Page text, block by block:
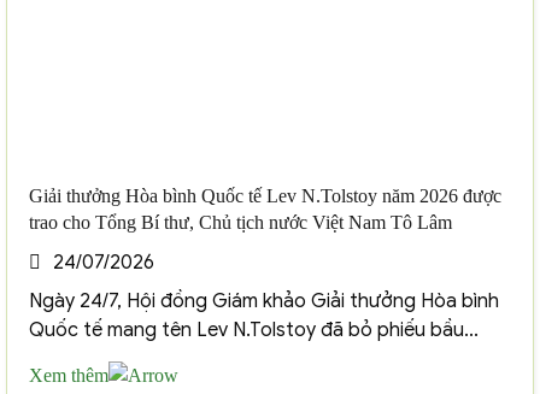
Giải thưởng Hòa bình Quốc tế Lev N.Tolstoy năm 2026 được
trao cho Tổng Bí thư, Chủ tịch nước Việt Nam Tô Lâm
24/07/2026
Ngày 24/7, Hội đồng Giám khảo Giải thưởng Hòa bình
Quốc tế mang tên Lev N.Tolstoy đã bỏ phiếu bầu...
Xem thêm